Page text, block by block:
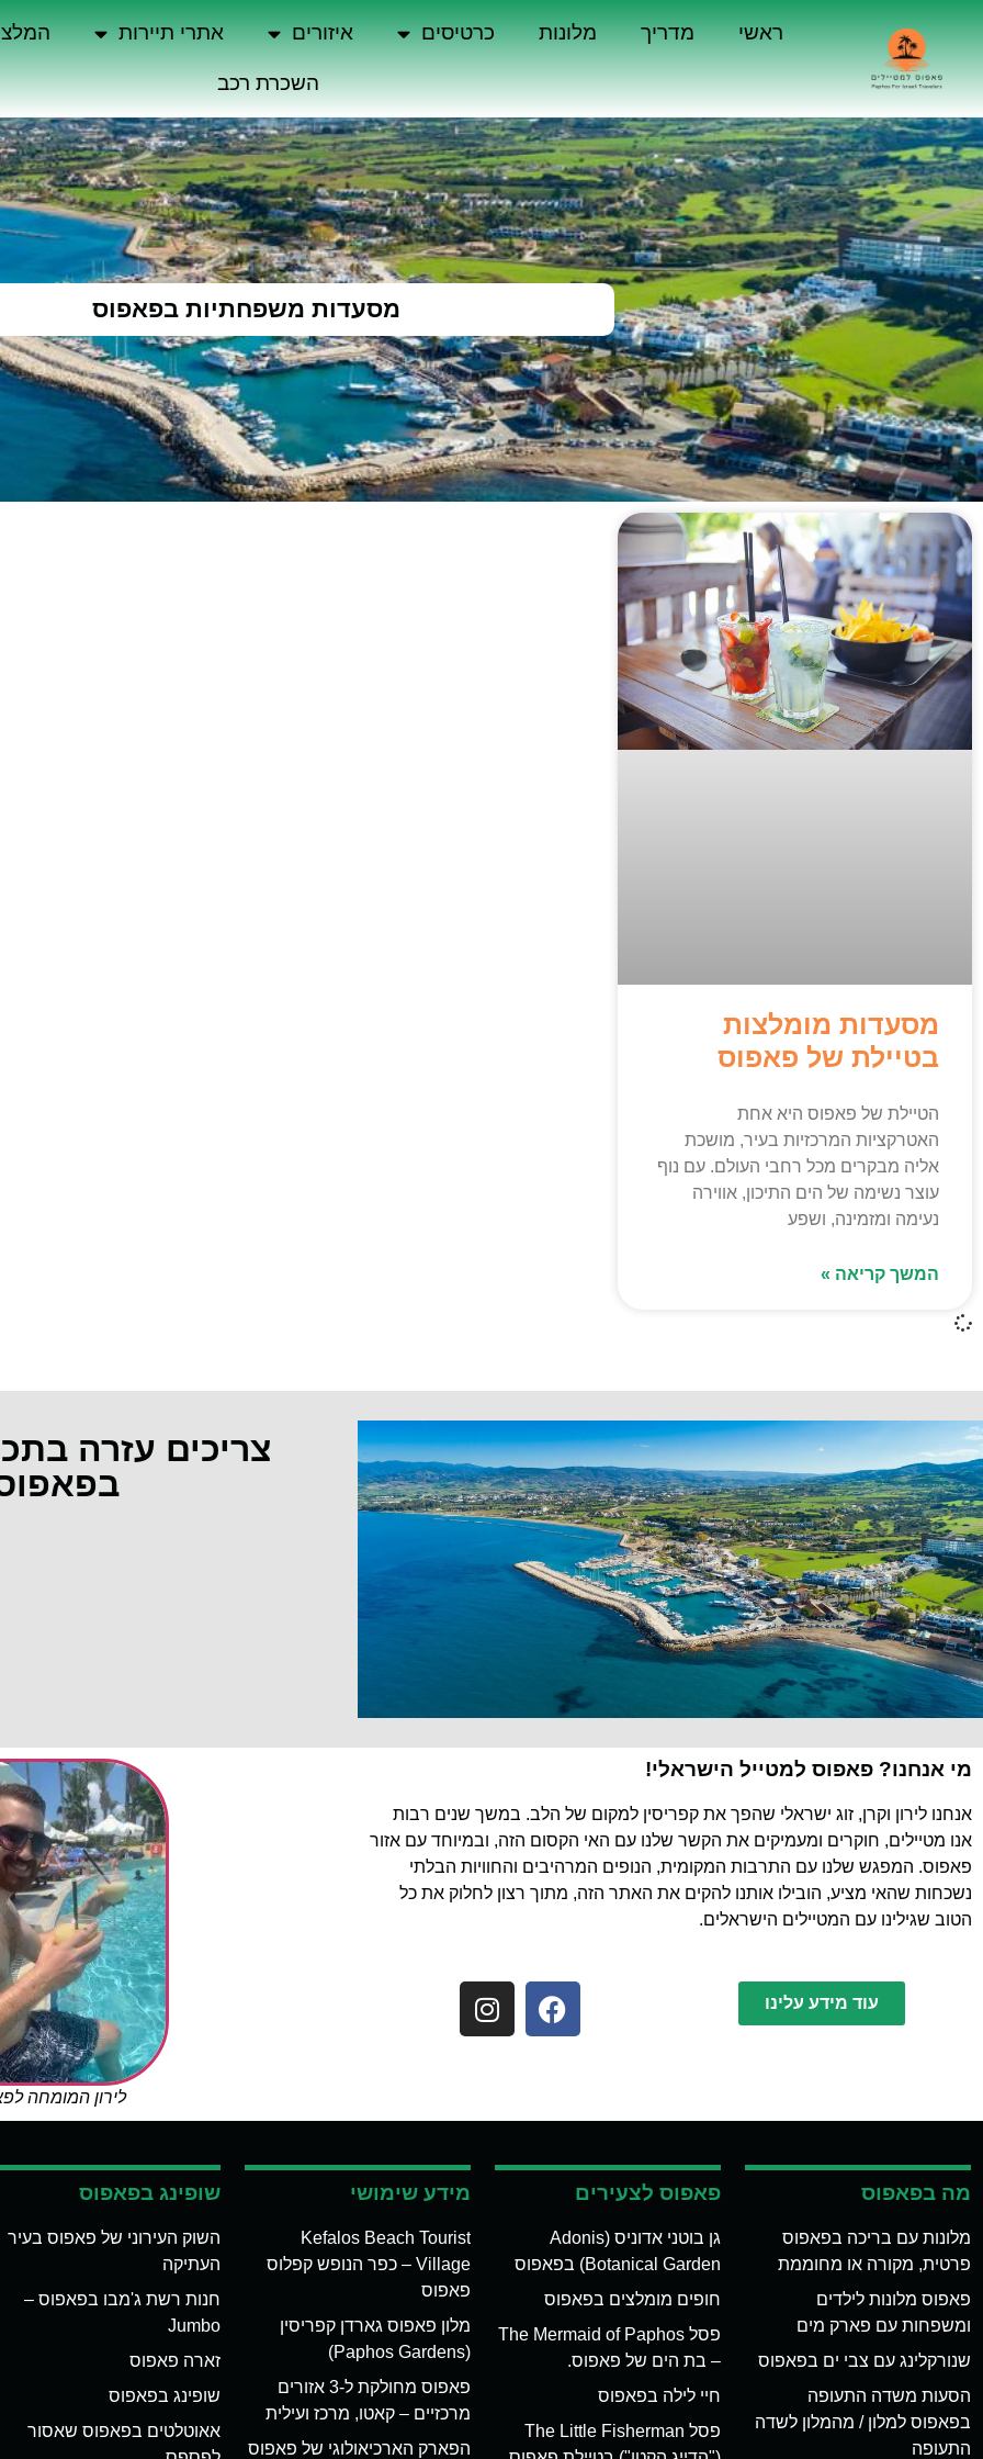
ראשי מדריך מלונות כרטיסים איזורים אתרי תיירות
השכרת רכב
מסעדות משפחתיות בפאפוס
מסעדות מומלצות
בטיילת של פאפוס
הטיילת של פאפוס היא אחת
האטרקציות המרכזיות בעיר, מושכת
אליה מבקרים מכל רחבי העולם. עם נוף
עוצר נשימה של הים התיכון, אווירה
נעימה ומזמינה, ושפע
המשך קריאה »
צריכים עזרה
מי אנחנו? פאפוס למטייל הישראלי!
אנחנו לירון וקרן, זוג ישראלי שהפך את קפריסין למקום של הלב. במשך שנים רבות
אנו מטיילים, חוקרים ומעמיקים את הקשר שלנו עם האי הקסום הזה, ובמיוחד עם אזור
פאפוס. המפגש שלנו עם התרבות המקומית, הנופים המרהיבים והחוויות הבלתי
נשכחות שהאי מציע, הובילו אותנו להקים את האתר הזה, מתוך רצון לחלוק את כל
הטוב שגילינו עם המטיילים הישראלים.
עוד מידע עלינו
לירון המומחה
מה בפאפוס
מלונות עם בריכה בפאפוס
פרטית, מקורה או מחוממת
פאפוס מלונות לילדים
ומשפחות עם פארק מים
שנורקלינג עם צבי ים בפאפוס
הסעות משדה התעופה
בפאפוס למלון / מהמלון לשדה
התעופה
פאפוס לצעירים
גן בוטני אדוניס (Adonis
Botanical Garden) בפאפוס
חופים מומלצים בפאפוס
פסל The Mermaid of Paphos
– בת הים של פאפוס.
חיי לילה בפאפוס
פסל The Little Fisherman
מידע שימושי
Kefalos Beach Tourist
Village – כפר הנופש קפלוס
פאפוס
מלון פאפוס גארדן קפריסין
(Paphos Gardens)
פאפוס מחולקת ל-3 אזורים
מרכזיים – קאטו, מרכז ועילית
הפארק הארכיאולוגי של פאפוס
שופינג בפאפוס
השוק העירוני של פאפוס בעיר
העתיקה
חנות רשת ג'מבו בפאפוס –
Jumbo
זארה פאפוס
שופינג בפאפוס
אאוטלטים בפאפוס שאסור